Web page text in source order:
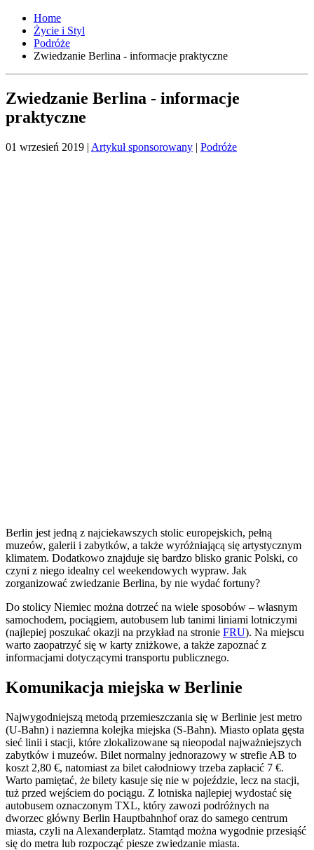
Home
Życie i Styl
Podróże
Zwiedzanie Berlina - informacje praktyczne
Zwiedzanie Berlina - informacje
praktyczne
01 wrzesień 2019 | Artykuł sponsorowany | Podróże
Berlin jest jedną z najciekawszych stolic europejskich, pełną
muzeów, galerii i zabytków, a także wyróżniającą się artystycznym
klimatem. Dodatkowo znajduje się bardzo blisko granic Polski, co
czyni z niego idealny cel weekendowych wypraw. Jak
zorganizować zwiedzanie Berlina, by nie wydać fortuny?
Do stolicy Niemiec można dotrzeć na wiele sposobów – własnym
samochodem, pociągiem, autobusem lub tanimi liniami lotniczymi
(najlepiej poszukać okazji na przykład na stronie FRU). Na miejscu
warto zaopatrzyć się w karty zniżkowe, a także zapoznać z
informacjami dotyczącymi transportu publicznego.
Komunikacja miejska w Berlinie
Najwygodniejszą metodą przemieszczania się w Berlinie jest metro
(U-Bahn) i naziemna kolejka miejska (S-Bahn). Miasto oplata gęsta
sieć linii i stacji, które zlokalizowane są nieopodal najważniejszych
zabytków i muzeów. Bilet normalny jednorazowy w strefie AB to
koszt 2,80 €, natomiast za bilet całodniowy trzeba zapłacić 7 €.
Warto pamiętać, że bilety kasuje się nie w pojeździe, lecz na stacji,
tuż przed wejściem do pociągu. Z lotniska najlepiej wydostać się
autobusem oznaczonym TXL, który zawozi podróżnych na
dworzec główny Berlin Hauptbahnhof oraz do samego centrum
miasta, czyli na Alexanderplatz. Stamtąd można wygodnie przesiąść
się do metra lub rozpocząć piesze zwiedzanie miasta.